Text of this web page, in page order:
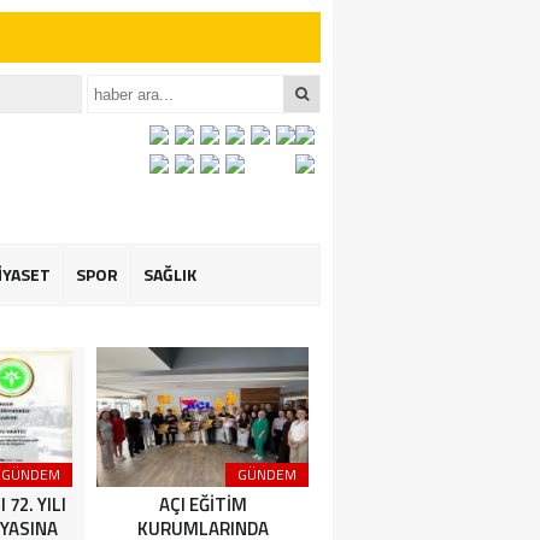
İçin Anlamlı
SPOR SAĞLIK
GÜNDEM
72. YILI
GÜNDEM
AÇI EĞİTİM
KURUMLARINDA